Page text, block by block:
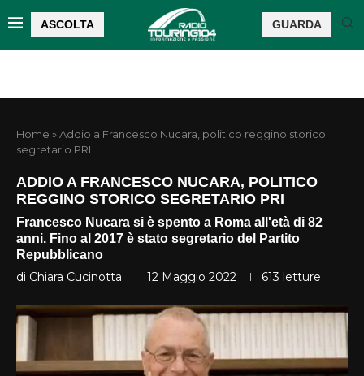
ASCOLTA GUARDA
Home »Addio a Francesco Nucara, politico reggino storico
segretario PRI
ADDIO A FRANCESCO NUCARA, POLITICO
REGGINO STORICO SEGRETARIO PRI
Francesco Nucara si è spento a Roma all'età di 82
anni. Fino al 2017 è stato segretario del Partito
Repubblicano
di Chiara Cucinotta 12 Maggio 2022 613 letture